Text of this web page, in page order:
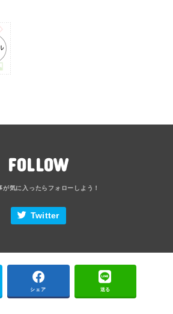
FOLLOW
Twitter
シェア 送る